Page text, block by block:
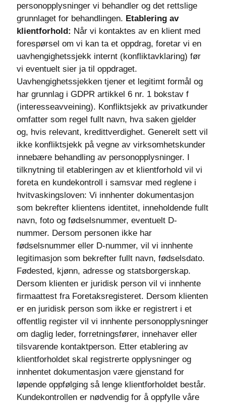
personopplysninger vi behandler og det rettslige
grunnlaget for behandlingen. Etablering av
klientforhold: Når vi kontaktes av en klient med
forespørsel om vi kan ta et oppdrag, foretar vi en
uavhengighetssjekk internt (konfliktavklaring) før
vi eventuelt sier ja til oppdraget.
Uavhengighetssjekken tjener et legitimt formål og
har grunnlag i GDPR artikkel 6 nr. 1 bokstav f
(interesseavveining). Konfliktsjekk av privatkunder
omfatter som regel fullt navn, hva saken gjelder
og, hvis relevant, kredittverdighet. Generelt sett vil
ikke konfliktsjekk på vegne av virksomhetskunder
innebære behandling av personopplysninger. I
tilknytning til etableringen av et klientforhold vil vi
foreta en kundekontroll i samsvar med reglene i
hvitvaskingsloven: Vi innhenter dokumentasjon
som bekrefter klientens identitet, inneholdende fullt
navn, foto og fødselsnummer, eventuelt D-
nummer. Dersom personen ikke har
fødselsnummer eller D-nummer, vil vi innhente
legitimasjon som bekrefter fullt navn, fødselsdato.
Fødested, kjønn, adresse og statsborgerskap.
Dersom klienten er juridisk person vil vi innhente
firmaattest fra Foretaksregisteret. Dersom klienten
er en juridisk person som ikke er registrert i et
offentlig register vil vi innhente personopplysninger
om daglig leder, forretningsfører, innehaver eller
tilsvarende kontaktperson. Etter etablering av
klientforholdet skal registrerte opplysninger og
innhentet dokumentasjon være gjenstand for
løpende oppfølging så lenge klientforholdet består.
Kundekontrollen er nødvendig for å oppfylle våre